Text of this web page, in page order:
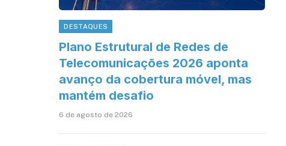
DESTAQUES
Plano Estrutural de Redes de
Telecomunicações 2026 aponta
avanço da cobertura móvel, mas
mantém desafio
6 de agosto de 2026